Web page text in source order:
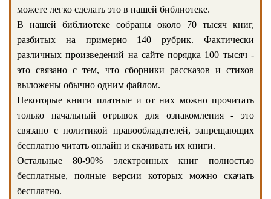
можете легко сделать это в нашей библиотеке.
В нашей библиотеке собраны около 70 тысяч книг,
разбитых на примерно 140 рубрик. Фактически
различных произведений на сайте порядка 100 тысяч -
это связано с тем, что сборники рассказов и стихов
выложены обычно одним файлом.
Некоторые книги платные и от них можно прочитать
только начальный отрывок для ознакомления - это
связано с политикой правообладателей, запрещающих
бесплатно читать онлайн и скачивать их книги.
Остальные 80-90% электронных книг полностью
бесплатные, полные версии которых можно скачать
бесплатно.